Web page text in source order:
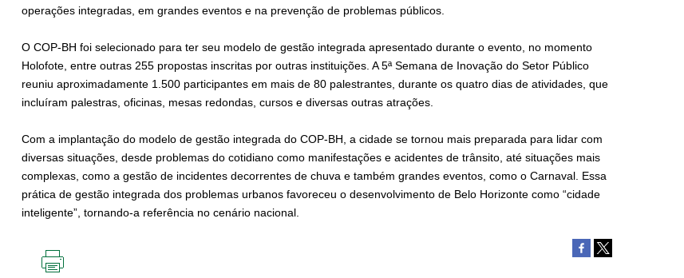
operações integradas, em grandes eventos e na prevenção de problemas públicos.
O COP-BH foi selecionado para ter seu modelo de gestão integrada apresentado durante o evento, no momento
Holofote, entre outras 255 propostas inscritas por outras instituições. A 5ª Semana de Inovação do Setor Público
reuniu aproximadamente 1.500 participantes em mais de 80 palestrantes, durante os quatro dias de atividades, que
incluíram palestras, oficinas, mesas redondas, cursos e diversas outras atrações.
Com a implantação do modelo de gestão integrada do COP-BH, a cidade se tornou mais preparada para lidar com
diversas situações, desde problemas do cotidiano como manifestações e acidentes de trânsito, até situações mais
complexas, como a gestão de incidentes decorrentes de chuva e também grandes eventos, como o Carnaval. Essa
prática de gestão integrada dos problemas urbanos favoreceu o desenvolvimento de Belo Horizonte como “cidade
inteligente”, tornando-a referência no cenário nacional.